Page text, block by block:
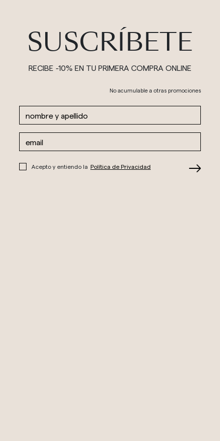
SUSCRÍBETE
RECIBE -10% EN TU PRIMERA COMPRA ONLINE
No acumulable a otras promociones
Acepto y entiendo la Política de Privacidad